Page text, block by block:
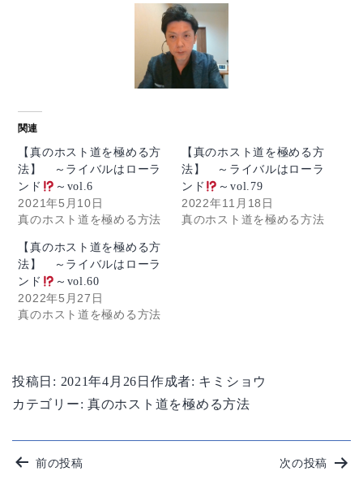
関連
【真のホスト道を極める方
法】 ～ライバルはローラ
ンド
～vol.6
2021年5月10日
真のホスト道を極める方法
【真のホスト道を極める方
法】 ～ライバルはローラ
ンド
～vol.79
2022年11月18日
真のホスト道を極める方法
【真のホスト道を極める方
法】 ～ライバルはローラ
ンド
～vol.60
2022年5月27日
真のホスト道を極める方法
投稿日: 2021年4月26日 作成者: キミショウ
カテゴリー:真のホスト道を極める方法
投前の投稿 次の投稿